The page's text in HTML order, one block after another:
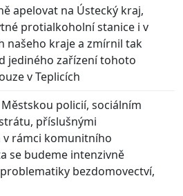
apelovat na Ústecký kraj,
protialkoholní stanice i v
našeho kraje a zmírnil tak
jediného zařízení tohoto
v Teplicích
policií, sociálním
příslušnými
v rámci komunitního
se budeme intenzivně
bezdomovectví,